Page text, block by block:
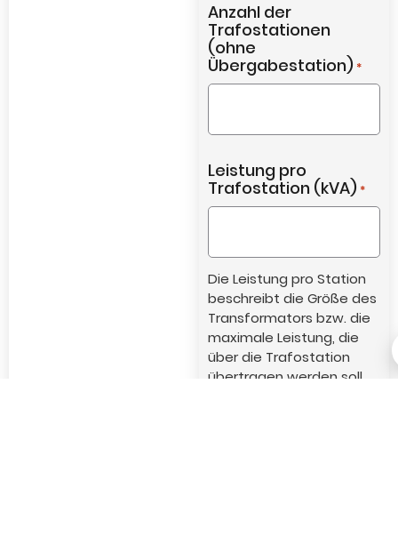
Anzahl der
Trafostationen
(ohne
Übergabestation) *
Leistung pro
Trafostation (kVA) *
Die Leistung pro Station
beschreibt die Größe des
Transformators bzw. die
maximale Leistung, die
über die Trafostation
übertragen werden soll.